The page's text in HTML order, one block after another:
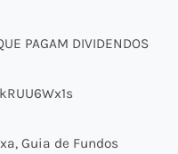
PAGAM DIVIDENDOS
Guia de Fundos